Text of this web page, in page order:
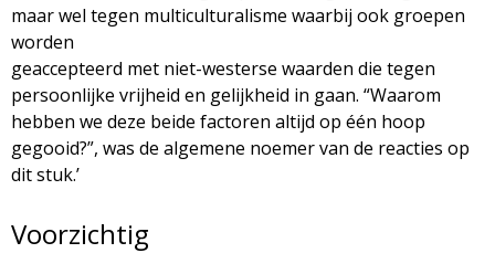
maar wel tegen multiculturalisme waarbij ook groepen
worden
geaccepteerd met niet-westerse waarden die tegen
persoonlijke vrijheid en gelijkheid in gaan. “Waarom
hebben we deze beide factoren altijd op één hoop
gegooid?”, was de algemene noemer van de reacties op
dit stuk.’
Voorzichtig